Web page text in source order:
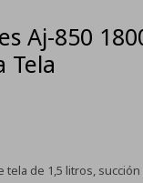
Aj-850
Tela
tela de 1,5 litros,